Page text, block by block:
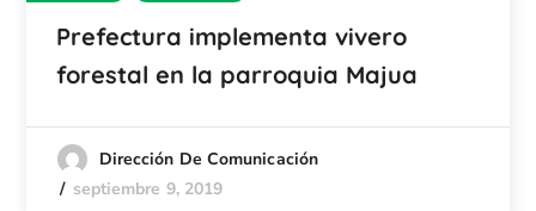
Prefectura implementa vivero
forestal en la parroquia Majua
Dirección De Comunicación
septiembre 9, 2019